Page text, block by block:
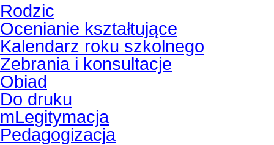
Rodzic
Ocenianie kształtujące
Kalendarz roku szkolnego
Zebrania i konsultacje
Obiad
Do druku
mLegitymacja
Pedagogizacja